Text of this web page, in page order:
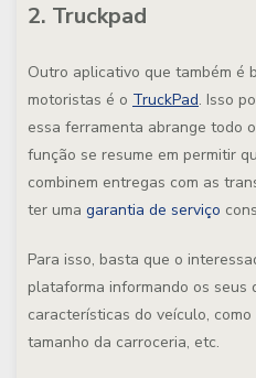
2. Truckpad
Outro aplicativo que também é
motoristas é o TruckPad. Isso
essa ferramenta abrange todo
função se resume em permitir
combinem entregas com as
ter uma garantia de serviço
Para isso, basta que o
plataforma informando os seus
características do veículo,
tamanho da carroceria, etc.